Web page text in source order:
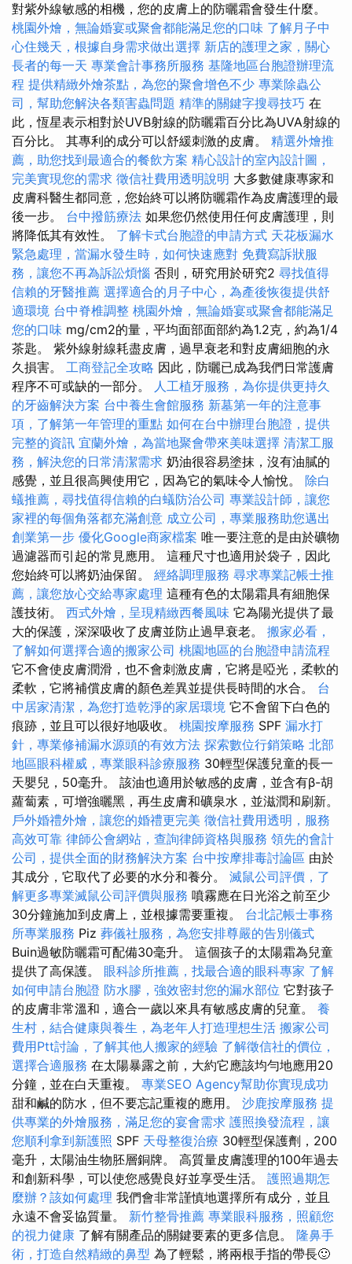
對紫外線敏感的相機，您的皮膚上的防曬霜會發生什麼。
桃園外燴，無論婚宴或聚會都能滿足您的口味 了解月子中
心住幾天，根據自身需求做出選擇 新店的護理之家，關心
長者的每一天 專業會計事務所服務 基隆地區台胞證辦理流
程 提供精緻外燴茶點，為您的聚會增色不少 專業除蟲公
司，幫助您解決各類害蟲問題 精準的關鍵字搜尋技巧 在
此，恆星表示相對於UVB射線的防曬霜百分比為UVA射線的
百分比。 其專利的成分可以舒緩刺激的皮膚。 精選外燴推
薦，助您找到最適合的餐飲方案 精心設計的室內設計圖，
完美實現您的需求 徵信社費用透明說明 大多數健康專家和
皮膚科醫生都同意，您始終可以將防曬霜作為皮膚護理的最
後一步。 台中撥筋療法 如果您仍然使用任何皮膚護理，則
將降低其有效性。 了解卡式台胞證的申請方式 天花板漏水
緊急處理，當漏水發生時，如何快速應對 免費寫訴狀服
務，讓您不再為訴訟煩惱 否則，研究用於研究2 尋找值得
信賴的牙醫推薦 選擇適合的月子中心，為產後恢復提供舒
適環境 台中脊椎調整 桃園外燴，無論婚宴或聚會都能滿足
您的口味 mg/cm2的量，平均面部面部約為1.2克，約為1/4
茶匙。 紫外線射線耗盡皮膚，過早衰老和對皮膚細胞的永
久損害。 工商登記全攻略 因此，防曬已成為我們日常護膚
程序不可或缺的一部分。 人工植牙服務，為你提供更持久
的牙齒解決方案 台中養生會館服務 新墓第一年的注意事
項，了解第一年管理的重點 如何在台中辦理台胞證，提供
完整的資訊 宜蘭外燴，為當地聚會帶來美味選擇 清潔工服
務，解決您的日常清潔需求 奶油很容易塗抹，沒有油膩的
感覺，並且很高興使用它，因為它的氣味令人愉悅。 除白
蟻推薦，尋找值得信賴的白蟻防治公司 專業設計師，讓您
家裡的每個角落都充滿創意 成立公司，專業服務助您邁出
創業第一步 優化Google商家檔案 唯一要注意的是由於礦物
過濾器而引起的常見應用。 這種尺寸也適用於袋子，因此
您始終可以將奶油保留。 經絡調理服務 尋求專業記帳士推
薦，讓您放心交給專家處理 這種有色的太陽霜具有細胞保
護技術。 西式外燴，呈現精緻西餐風味 它為陽光提供了最
大的保護，深深吸收了皮膚並防止過早衰老。 搬家必看，
了解如何選擇合適的搬家公司 桃園地區的台胞證申請流程
它不會使皮膚潤滑，也不會刺激皮膚，它將是啞光，柔軟的
柔軟，它將補​​償皮膚的顏色差異並提供長時間的水合。 台
中居家清潔，為您打造乾淨的家居環境 它不會留下白色的
痕跡，並且可以很好地吸收。 桃園按摩服務 SPF 漏水打
針，專業修補漏水源頭的有效方法 探索數位行銷策略 北部
地區眼科權威，專業眼科診療服務 30輕型保護兒童的長一
天嬰兒，50毫升。 該油也適用於敏感的皮膚，並含有β-胡
蘿蔔素，可增強曬黑，再生皮膚和礦泉水，並滋潤和刷新。
戶外婚禮外燴，讓您的婚禮更完美 徵信社費用透明，服務
高效可靠 律師公會網站，查詢律師資格與服務 領先的會計
公司，提供全面的財務解決方案 台中按摩排毒討論區 由於
其成分，它取代了必要的水分和養分。 滅鼠公司評價，了
解更多專業滅鼠公司評價與服務 噴霧應在日光浴之前至少
30分鐘施加到皮膚上，並根據需要重複。 台北記帳士事務
所專業服務 Piz 葬儀社服務，為您安排尊嚴的告別儀式
Buin過敏防曬霜可配備30毫升。 這個孩子的太陽霜為兒童
提供了高保護。 眼科診所推薦，找最合適的眼科專家 了解
如何申請台胞證 防水膠，強效密封您的漏水部位 它對孩子
的皮膚非常溫和，適合一歲以來具有敏感皮膚的兒童。 養
生村，結合健康與養生，為老年人打造理想生活 搬家公司
費用Ptt討論，了解其他人搬家的經驗 了解徵信社的價位，
選擇合適服務 在太陽暴露之前，大約它應該均勻地應用20
分鐘，並在白天重複。 專業SEO Agency幫助你實現成功
甜和鹹的防水，但不要忘記重複的應用。 沙鹿按摩服務 提
供專業的外燴服務，滿足您的宴會需求 護照換發流程，讓
您順利拿到新護照 SPF 天母整復治療 30輕型保護劑，200
毫升，太陽油生物胚層銅牌。 高質量皮膚護理的100年過去
和創新科學，可以使您感覺良好並享受生活。 護照過期怎
麼辦？該如何處理 我們會非常謹慎地選擇所有成分，並且
永遠不會妥協質量。 新竹整骨推薦 專業眼科服務，照顧您
的視力健康 了解有關產品的關鍵要素的更多信息。 隆鼻手
術，打造自然精緻的鼻型 為了輕鬆，將兩根手指的帶長🙂